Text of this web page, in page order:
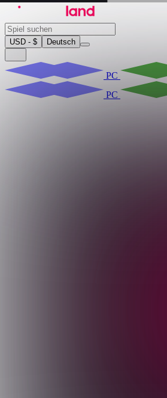
USD - $ Deutsch
PC
PC